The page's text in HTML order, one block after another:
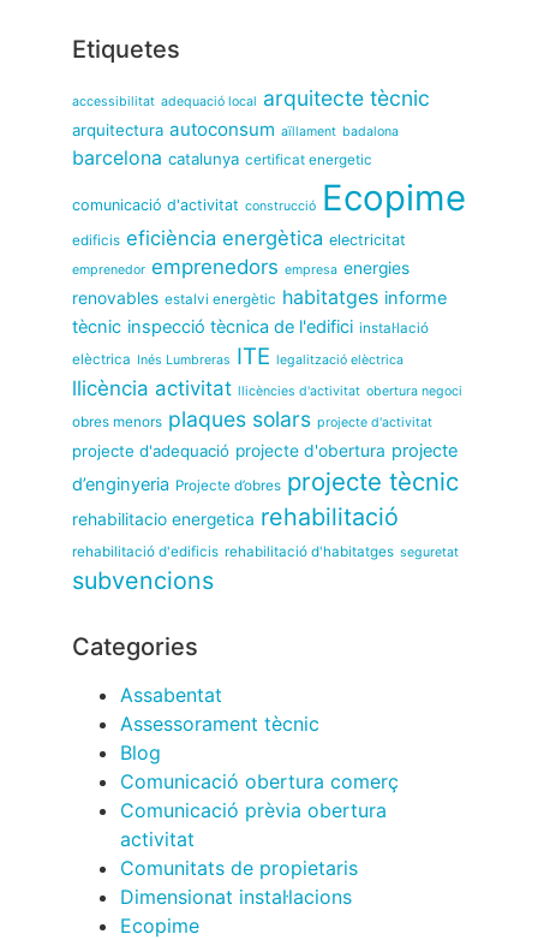
Etiquetes
accessibilitat adequació local arquitecte tècnic
arquitectura autoconsum aïllament badalona
barcelona catalunya certificat energetic
comunicació d'activitat construcció Ecopime
edificis eficiència energètica electricitat
emprenedor emprenedors empresa energies
renovables estalvi energètic habitatges informe
tècnic inspecció tècnica de l'edifici instal·lació
elèctrica Inés Lumbreras ITE legalització elèctrica
llicència activitat llicències d'activitat obertura negoci
obres menors plaques solars projecte d'activitat
projecte d'adequació projecte d'obertura projecte
d’enginyeria Projecte d’obres projecte tècnic
rehabilitacio energetica rehabilitació
rehabilitació d'edificis rehabilitació d'habitatges seguretat
subvencions
Categories
Assabentat
Assessorament tècnic
Blog
Comunicació obertura comerç
Comunicació prèvia obertura
activitat
Comunitats de propietaris
Dimensionat instal·lacions
Ecopime